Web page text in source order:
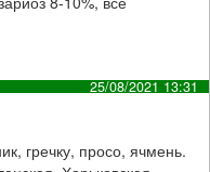
25/08/2021 13:31
гречку, просо, ячмень.